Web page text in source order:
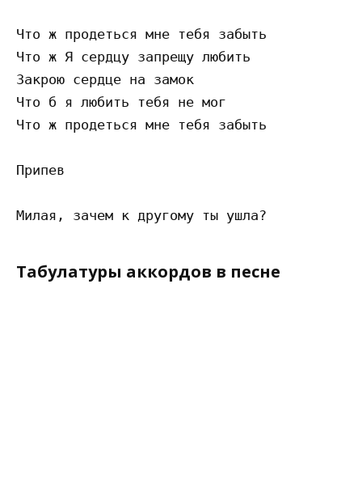
Что ж продеться мне тебя забыть
Что ж Я сердцу запрещу любить
Закрою сердце на замок
Что б я любить тебя не мог
Что ж продеться мне тебя забыть
Припев
Табулатуры аккордов в песне